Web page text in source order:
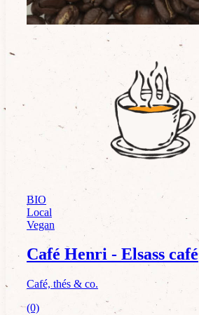
BIO
Local
Vegan
Café Henri - Elsass café
Café, thés & co.
(0)